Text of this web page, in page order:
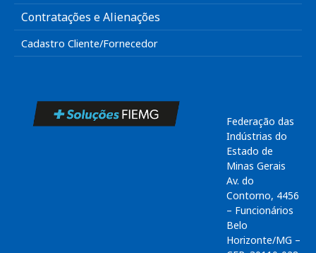
Contratações e Alienações
Cadastro Cliente/Fornecedor
Federação das
Indústrias do
Estado de
Minas Gerais
Av. do
Contorno, 4456
– Funcionários
Belo
Horizonte/MG –